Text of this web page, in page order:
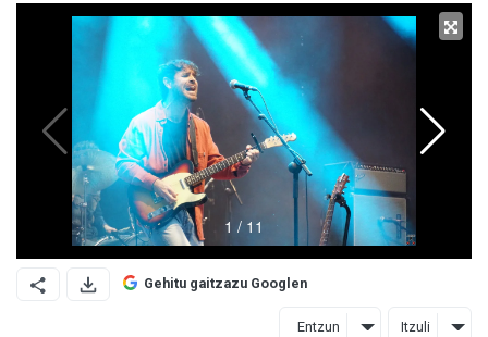
Gehitu gaitzazu Googlen
Entzun Itzuli